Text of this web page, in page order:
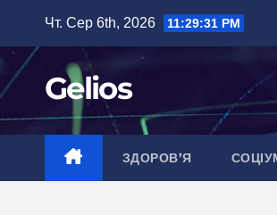
вмісту
Чт. Сер 6th, 2026 11:29:32 PM
Gelios
ЗДОРОВ’Я